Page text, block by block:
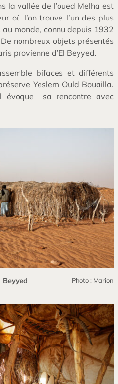
la vallée de l’oued Melha est
où l’on trouve l’un des plus
monde, connu depuis 1932
nombreux objets présentés
provienne d’El Beyyed.
bifaces et différents
Yeslem Ould Bouailla.
évoque
sa rencontre avec
Beyyed Photo : Marion